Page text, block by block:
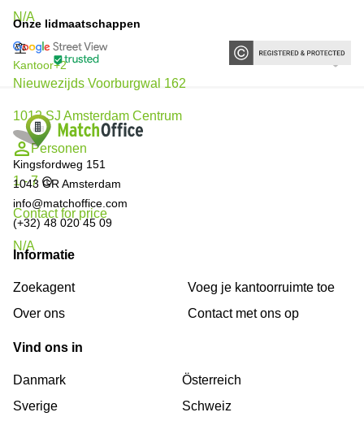
N/A
Kantoor+2
Nieuwezijds Voorburgwal 162
1012 SJ Amsterdam Centrum
Personen
1 - 7
Contact for price
N/A
Onze lidmaatschappen
Kingsfordweg 151
1043 GR Amsterdam
info@matchoffice.com
(+32) 48 020 45 09
Informatie
Zoekagent
Over ons
Voeg je kantoorruimte toe
Сontact met ons op
Vind ons in
Danmark
Sverige
Österreich
Schweiz